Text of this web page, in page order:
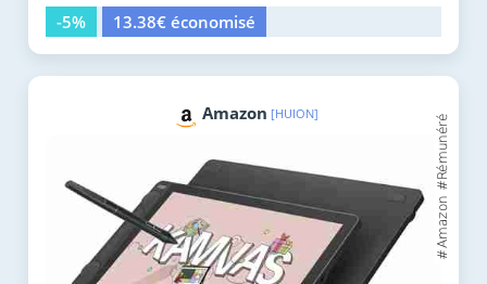
-5%
13.38€ économisé
Amazon [HUION]